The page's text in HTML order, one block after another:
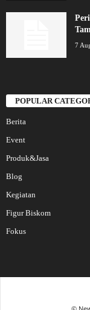
7
POPULAR
Berita
Event
Produk&Jasa
Blog
Kegiatan
Figur Biskom
Fokus